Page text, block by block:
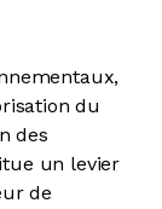
du
des
un levier
de